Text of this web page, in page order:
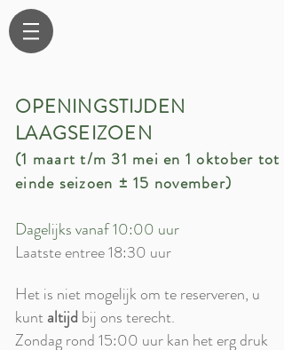
OPENINGSTIJDEN
LAAGSEIZOEN
(1 maart t/m 31 mei en 1 oktober tot
einde seizoen ± 15 november)
Dagelijks vanaf 10:00 uur
Laatste entree 18:30 uur
Het is niet mogelijk om te reserveren, u
kuntaltijd bij ons terecht.
Zondag rond 15:00 uur kan het erg druk